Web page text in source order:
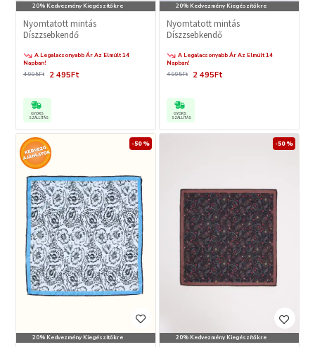
20% Kedvezmény Kiegészítőkre
Nyomtatott mintás
Díszzsebkendő
A Legalacsonyabb Ár Az Elmúlt 14
Napban!
2 495Ft
4 995Ft
GYORS
SZÁLLÍTÁS
20% Kedvezmény Kiegészítőkre
Nyomtatott mintás
Díszzsebkendő
A Legalacsonyabb Ár Az Elmúlt 14
Napban!
2 495Ft
4 995Ft
GYORS
SZÁLLÍTÁS
20% Kedvezmény Kiegészítőkre
-50 %
20% Kedvezmény Kiegészítőkre
-50 %